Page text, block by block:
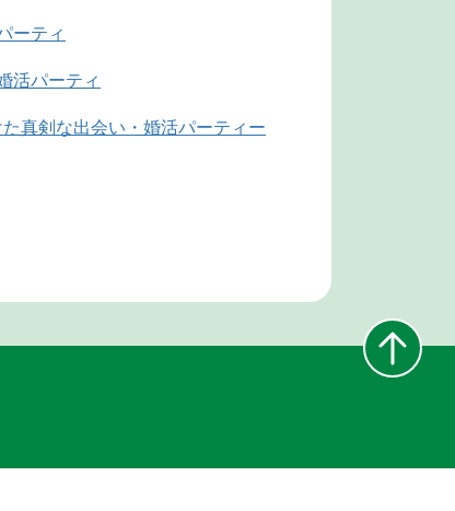
ーティ
活パーティ
真剣な出会い・婚活パーティー